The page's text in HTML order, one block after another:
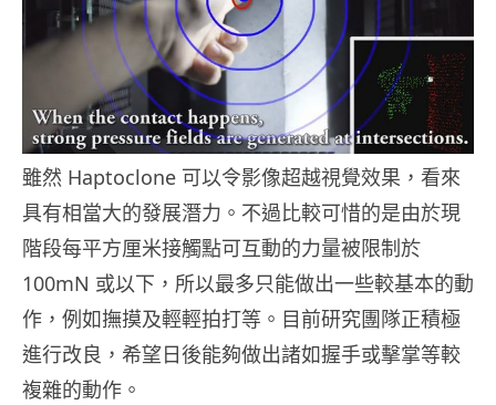
雖然 Haptoclone 可以令影像超越視覺效果，看來
具有相當大的發展潛力。不過比較可惜的是由於現
階段每平方厘米接觸點可互動的力量被限制於
100mN 或以下，所以最多只能做出一些較基本的動
作，例如撫摸及輕輕拍打等。目前研究團隊正積極
進行改良，希望日後能夠做出諸如握手或擊掌等較
複雜的動作。